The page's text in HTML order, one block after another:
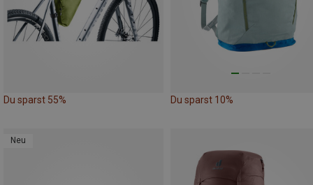
Du sparst 55% Du sparst 10%
Neu